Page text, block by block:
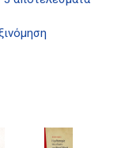
34, Αθήνα 106 80
kombrai.bs@gmail.com